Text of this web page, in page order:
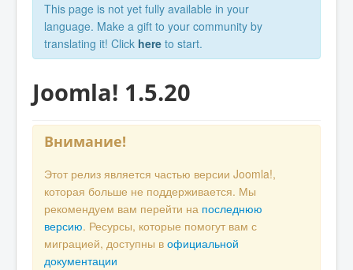
This page is not yet fully available in your
language. Make a gift to your community by
translating it! Click here to start.
Joomla! 1.5.20
Внимание!
Этот релиз является частью версии Joomla!,
которая больше не поддерживается. Мы
рекомендуем вам перейти на последнюю
версию. Ресурсы, которые помогут вам с
миграцией, доступны в официальной
документации